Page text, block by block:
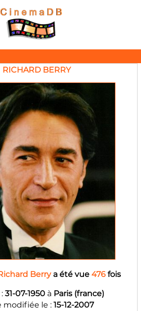
RICHARD BERRY
Berrya été vue 476 fois
31-07-1950à Paris (france)
modifiée le : 15-12-2007